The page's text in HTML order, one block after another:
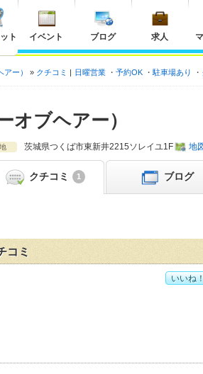
ト イベント ブログ 求人
ー） クチコミ 日曜営業 予約OK 駐車場あり
ブヘアー）
茨城県つくば市東新井2215ソレイユ1F 地
クチコミ 1 ブログ
コミ
ー）>」おすすめ度：
いいね